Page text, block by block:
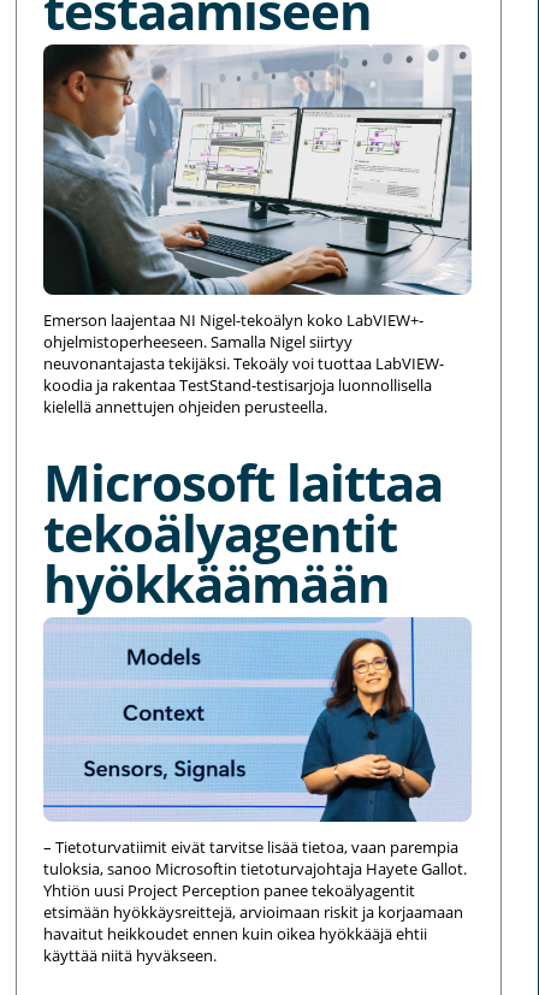
Emerson laajentaa NI Nigel-tekoälyn koko LabVIEW+-
ohjelmistoperheeseen. Samalla Nigel siirtyy
neuvonantajasta tekijäksi. Tekoäly voi tuottaa LabVIEW-
koodia ja rakentaa TestStand-testisarjoja luonnollisella
kielellä annettujen ohjeiden perusteella.
Microsoft laittaa
tekoälyagentit
hyökkäämään
– Tietoturvatiimit eivät tarvitse lisää tietoa, vaan parempia
tuloksia, sanoo Microsoftin tietoturvajohtaja Hayete Gallot.
Yhtiön uusi Project Perception panee tekoälyagentit
etsimään hyökkäysreittejä, arvioimaan riskit ja korjaamaan
havaitut heikkoudet ennen kuin oikea hyökkääjä ehtii
käyttää niitä hyväkseen.